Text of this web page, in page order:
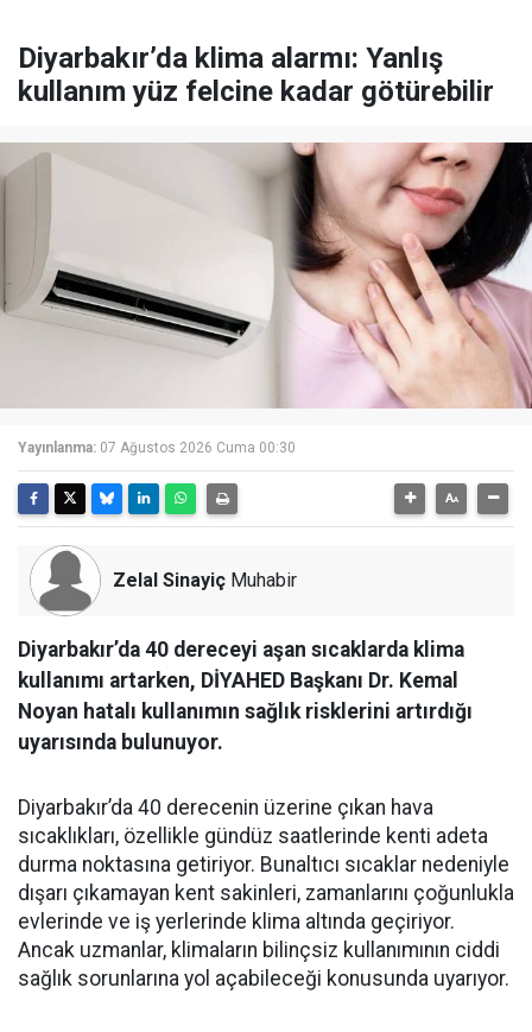
Diyarbakır’da klima alarmı: Yanlış
kullanım yüz felcine kadar götürebilir
Yayınlanma: 07 Ağustos 2026 Cuma 00:30
Zelal Sinayiç Muhabir
Diyarbakır’da 40 dereceyi aşan sıcaklarda klima
kullanımı artarken, DİYAHED Başkanı Dr. Kemal
Noyan hatalı kullanımın sağlık risklerini artırdığı
uyarısında bulunuyor.
Diyarbakır’da 40 derecenin üzerine çıkan hava
sıcaklıkları, özellikle gündüz saatlerinde kenti adeta
durma noktasına getiriyor. Bunaltıcı sıcaklar nedeniyle
dışarı çıkamayan kent sakinleri, zamanlarını çoğunlukla
evlerinde ve iş yerlerinde klima altında geçiriyor.
Ancak uzmanlar, klimaların bilinçsiz kullanımının ciddi
sağlık sorunlarına yol açabileceği konusunda uyarıyor.